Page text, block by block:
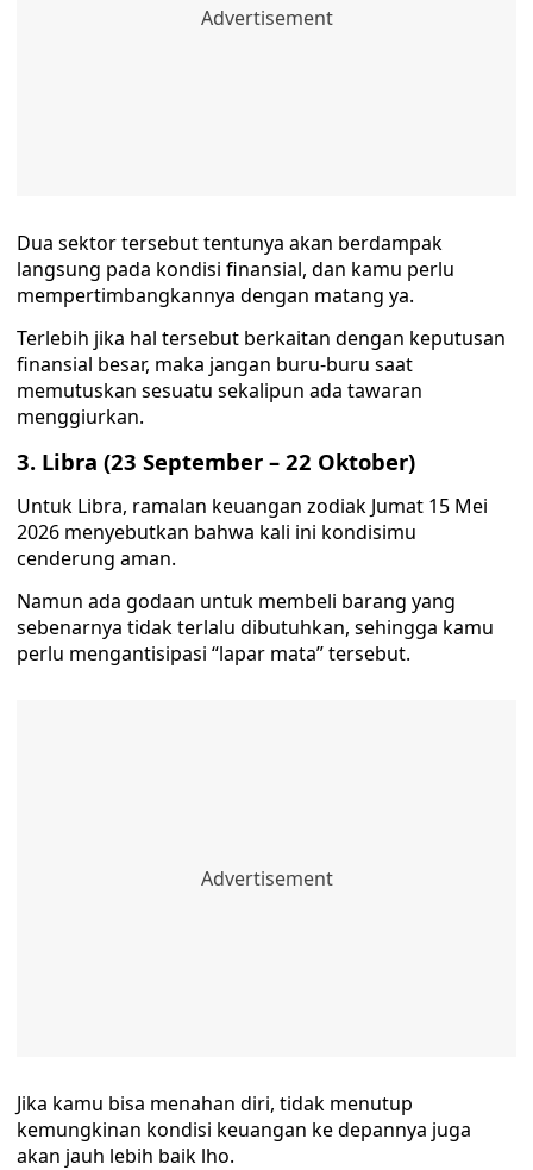
Dua sektor tersebut tentunya akan berdampak
langsung pada kondisi finansial, dan kamu perlu
mempertimbangkannya dengan matang ya.
Terlebih jika hal tersebut berkaitan dengan keputusan
finansial besar, maka jangan buru-buru saat
memutuskan sesuatu sekalipun ada tawaran
menggiurkan.
3. Libra (23 September – 22 Oktober)
Untuk Libra, ramalan keuangan zodiak Jumat 15 Mei
2026 menyebutkan bahwa kali ini kondisimu
cenderung aman.
Namun ada godaan untuk membeli barang yang
sebenarnya tidak terlalu dibutuhkan, sehingga kamu
perlu mengantisipasi “lapar mata” tersebut.
Jika kamu bisa menahan diri, tidak menutup
kemungkinan kondisi keuangan ke depannya juga
akan jauh lebih baik lho.